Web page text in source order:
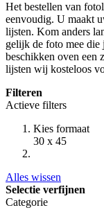
Het bestellen van
eenvoudig. U maakt
lijsten. Kom anders
gelijk de foto mee
beschikken oven een
lijsten wij kosteloos
Filteren
Actieve filters
Kies formaat
30 x 45
Alles wissen
Selectie verfijnen
Categorie